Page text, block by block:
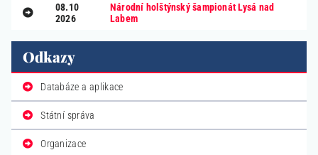
08.10
2026
Národní holštýnský šampionát Lysá nad
Labem
Odkazy
Databáze a aplikace
Státní správa
Organizace